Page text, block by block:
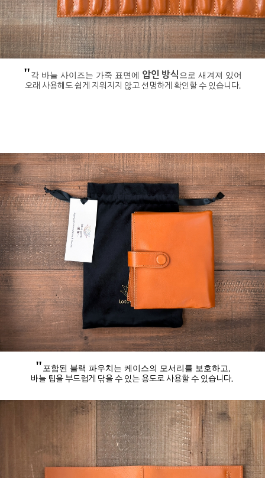
" 각 바늘 사이즈는 가죽 표면에 압인 방식 으로 새겨져 있어
오래 사용해도 쉽게 지워지지 않고 선명하게 확인할 수 있습니다.
" 포함된 블랙 파우치는 케이스의 모서리를 보호하고,
바늘 팁을 부드럽게 닦을 수 있는 용도로 사용할 수 있습니다.